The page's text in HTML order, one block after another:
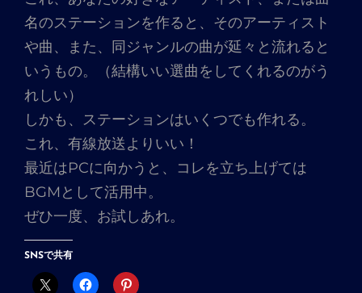
名のステーションを作ると、そのアーティスト
や曲、また、同ジャンルの曲が延々と流れると
いうもの。（結構いい選曲をしてくれるのがう
れしい）
しかも、ステーションはいくつでも作れる。
これ、有線放送よりいい！
最近はPCに向かうと、コレを立ち上げては
BGMとして活用中。
ぜひ一度、お試しあれ。
SNSで共有